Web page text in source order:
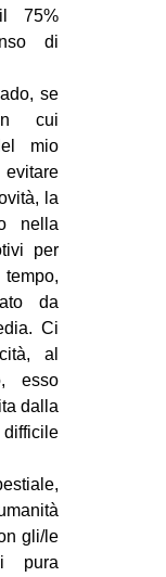
75%
di
se
cui
mio
la
nella
per
da
Ci
al
esso
dalla
gli/le
pura